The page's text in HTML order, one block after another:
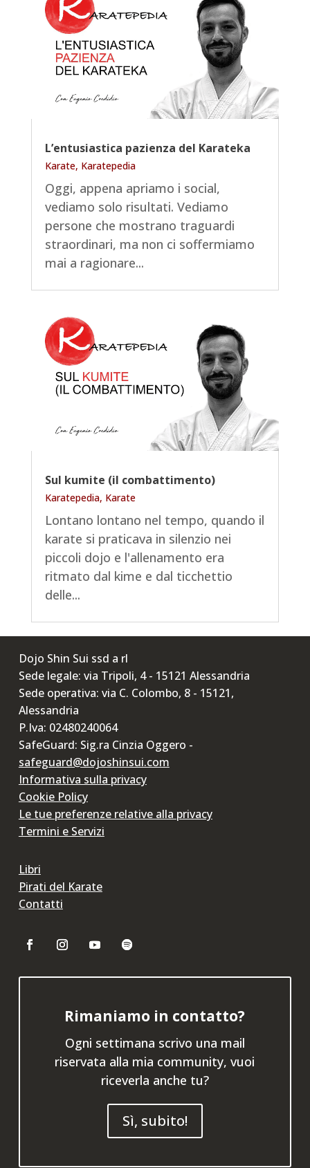
L’entusiastica pazienza del Karateka
Karate, Karatepedia
Oggi, appena apriamo i social,
vediamo solo risultati. Vediamo
persone che mostrano traguardi
straordinari, ma non ci soffermiamo
mai a ragionare...
Sul kumite (il combattimento)
Karatepedia, Karate
Lontano lontano nel tempo, quando il
karate si praticava in silenzio nei
piccoli dojo e l'allenamento era
ritmato dal kime e dal ticchettio
delle...
Dojo Shin Sui ssd a rl
Sede legale: via Tripoli, 4 - 15121 Alessandria
Sede operativa: via C. Colombo, 8 - 15121,
Alessandria
P.Iva: 02480240064
SafeGuard: Sig.ra Cinzia Oggero -
safeguard@dojoshinsui.com
Informativa sulla privacy
Cookie Policy
Le tue preferenze relative alla privacy
Termini e Servizi
Libri
Pirati del Karate
Contatti
Rimaniamo in contatto?
Ogni settimana scrivo una mail
riservata alla mia community, vuoi
riceverla anche tu?
Sì, subito!